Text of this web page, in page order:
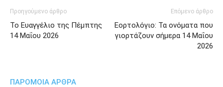
Προηγούμενο άρθρο
Το Ευαγγέλιο της Πέμπτης
14 Μαΐου 2026
Επόμενο άρθρο
Εορτολόγιο: Τα ονόματα που
γιορτάζουν σήμερα 14 Μαΐου
2026
ΠΑΡΟΜΟΙΑ ΑΡΘΡΑ